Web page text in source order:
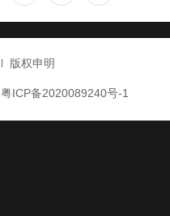
版权申明
粤ICP备2020089240号-1